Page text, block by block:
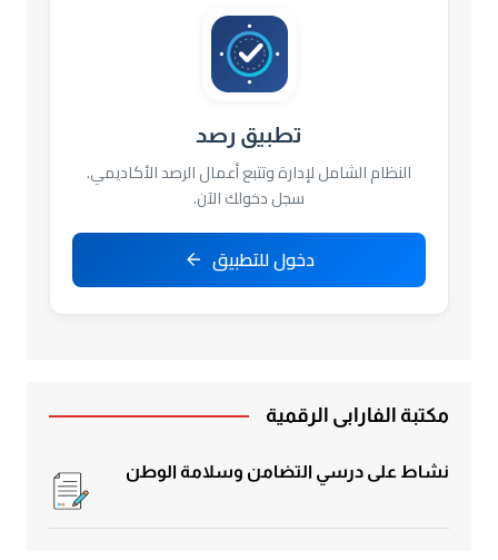
تطبيق رصد
النظام الشامل لإدارة وتتبع أعمال الرصد الأكاديمي.
سجل دخولك الآن.
دخول للتطبيق
مكتبة الفارابي الرقمية
نشاط على درسي التضامن وسلامة الوطن